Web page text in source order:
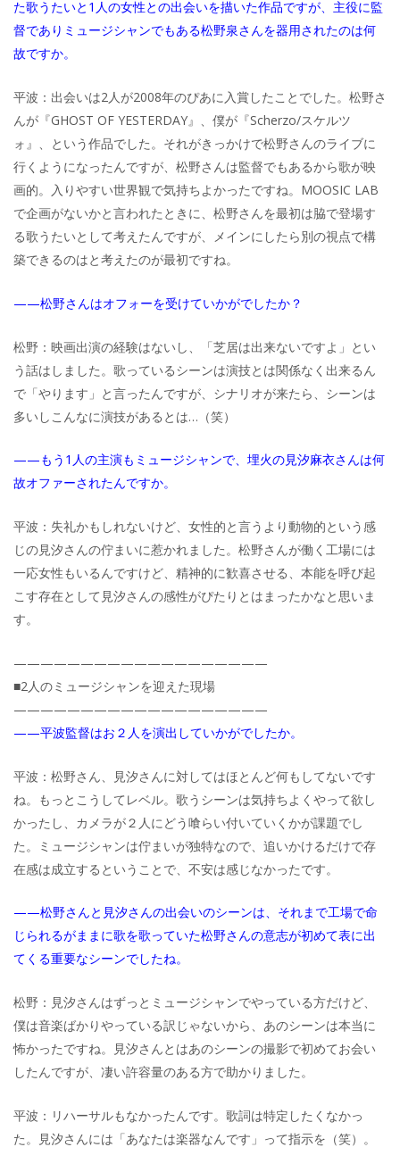
た歌うたいと1人の女性との出会いを描いた作品ですが、主役に監
督でありミュージシャンでもある松野泉さんを器用されたのは何
故ですか。
平波：出会いは2人が2008年のぴあに入賞したことでした。松野さ
んが『GHOST OF YESTERDAY』、僕が『Scherzo/スケルツ
ォ』、という作品でした。それがきっかけで松野さんのライブに
行くようになったんですが、松野さんは監督でもあるから歌が映
画的。入りやすい世界観で気持ちよかったですね。MOOSIC LAB
で企画がないかと言われたときに、松野さんを最初は脇で登場す
る歌うたいとして考えたんですが、メインにしたら別の視点で構
築できるのはと考えたのが最初ですね。
——松野さんはオフォーを受けていかがでしたか？
松野：映画出演の経験はないし、「芝居は出来ないですよ」とい
う話はしました。歌っているシーンは演技とは関係なく出来るん
で「やります」と言ったんですが、シナリオが来たら、シーンは
多いしこんなに演技があるとは…（笑）
——もう1人の主演もミュージシャンで、埋火の見汐麻衣さんは何
故オファーされたんですか。
平波：失礼かもしれないけど、女性的と言うより動物的という感
じの見汐さんの佇まいに惹かれました。松野さんが働く工場には
一応女性もいるんですけど、精神的に歓喜させる、本能を呼び起
こす存在として見汐さんの感性がぴたりとはまったかなと思いま
す。
———————————————————
■2人のミュージシャンを迎えた現場
———————————————————
——平波監督はお２人を演出していかがでしたか。
平波：松野さん、見汐さんに対してはほとんど何もしてないです
ね。もっとこうしてレベル。歌うシーンは気持ちよくやって欲し
かったし、カメラが２人にどう喰らい付いていくかが課題でし
た。ミュージシャンは佇まいが独特なので、追いかけるだけで存
在感は成立するということで、不安は感じなかったです。
——松野さんと見汐さんの出会いのシーンは、それまで工場で命
じられるがままに歌を歌っていた松野さんの意志が初めて表に出
てくる重要なシーンでしたね。
松野：見汐さんはずっとミュージシャンでやっている方だけど、
僕は音楽ばかりやっている訳じゃないから、あのシーンは本当に
怖かったですね。見汐さんとはあのシーンの撮影で初めてお会い
したんですが、凄い許容量のある方で助かりました。
平波：リハーサルもなかったんです。歌詞は特定したくなかっ
た。見汐さんには「あなたは楽器なんです」って指示を（笑）。